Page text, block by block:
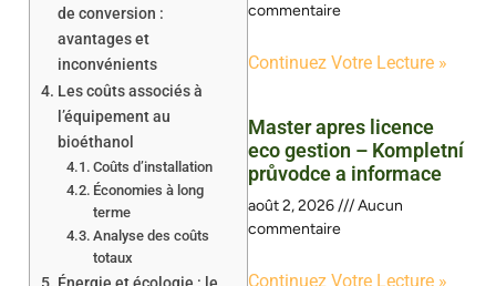
de conversion :
avantages et
inconvénients
Les coûts associés à
l’équipement au
bioéthanol
Coûts d’installation
Économies à long
terme
Analyse des coûts
totaux
commentaire
Continuez Votre Lecture »
Master apres licence
eco gestion – Kompletní
průvodce a informace
août 2, 2026
Aucun
commentaire
Continuez Votre Lecture »